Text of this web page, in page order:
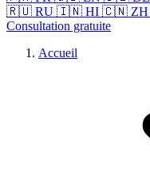
🇷🇺 RU 🇮🇳 HI 🇨🇳 ZH
Consultation gratuite
Accueil